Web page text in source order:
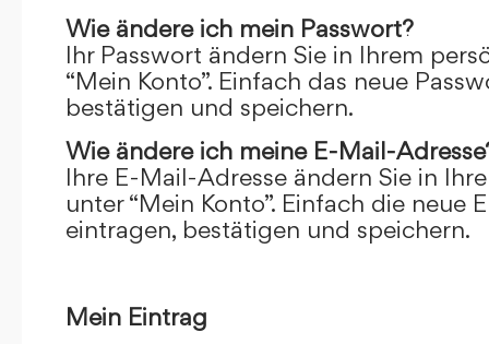
Wie ändere ich mein Passwort?
Ihr Passwort ändern Sie in Ihrem
“Mein Konto”. Einfach das neue
bestätigen und speichern.
Wie ändere ich meine E-Mail-
Ihre E-Mail-Adresse ändern Sie in
unter “Mein Konto”. Einfach die neue
eintragen, bestätigen und speichern.
Mein Eintrag